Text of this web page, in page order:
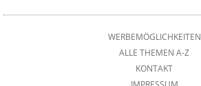
WERBEMÖGLICHKEITEN
ALLE THEMEN A-Z
KONTAKT